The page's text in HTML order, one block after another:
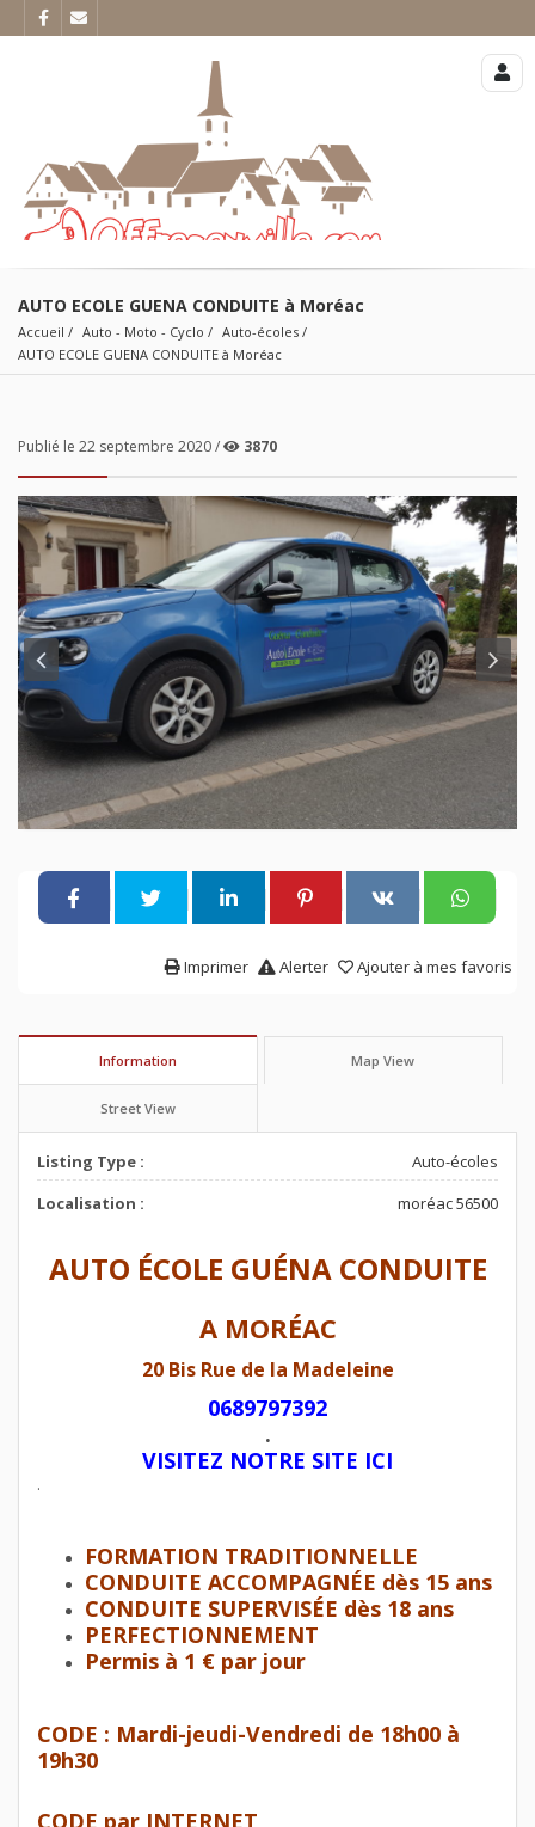
AUTO ECOLE GUENA CONDUITE à Moréac
Accueil Auto - Moto - Cyclo
Auto-écoles
AUTO ECOLE GUENA CONDUITE à Moréac
Publié le 22 septembre 2020 / 3870
Ajouter à mes favoris
Alerter
Imprimer
Information Map View
Street View
Listing Type :
Auto-écoles
Localisation :
moréac 56500
AUTO ÉCOLE GUÉNA CONDUITE
A MORÉAC
20 Bis Rue de la Madeleine
0689797392
.
VISITEZ NOTRE SITE ICI
.
FORMATION TRADITIONNELLE
CONDUITE ACCOMPAGNÉE dès 15 ans
CONDUITE SUPERVISÉE dès 18 ans
PERFECTIONNEMENT
Permis à 1 € par jour
CODE : Mardi-jeudi-Vendredi de 18h00 à
19h30
CODE par INTERNET